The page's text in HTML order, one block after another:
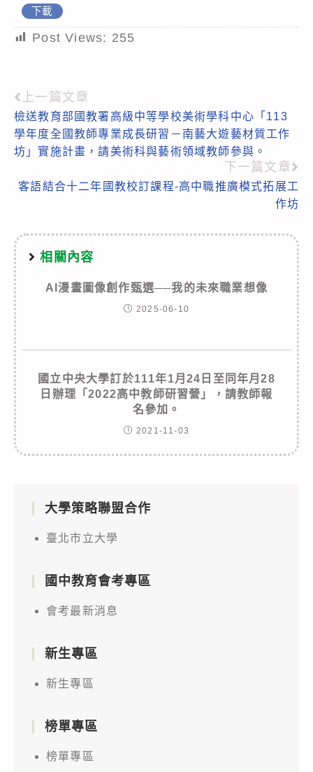
下載
Post Views: 255
Read
more
articles
上一篇文章
檢送教育部國教署高級中等學校美術學科中心「113
學年度全國教師專業成長研習－南藝大遊藝材質工作
坊」實施計畫，請美術科與藝術領域教師參與。
下一篇文章
客語結合十二年國教校訂課程-高中職推廣模式拓展工
作坊
相關內容
AI漫畫圖像創作甄選──我的未來職業想像
2025-06-10
國立中央大學訂於111年1月24日至同年月28
日辦理「2022高中教師研習營」，請教師報
名參加。
2021-11-03
大學策略聯盟合作
臺北市立大學
國中教育會考專區
會考最新消息
新生專區
新生專區
榜單專區
榜單專區